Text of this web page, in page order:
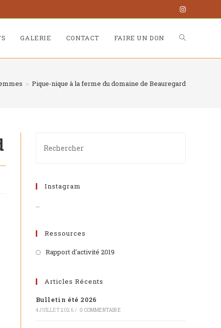
GALERIE CONTACT FAIRE UN DON
> Pique-nique à la ferme du domaine de Beauregard
Instagram
…
Ressources
Rapport d'activité 2019
Articles Récents
Bulletin été 2026
4 JUILLET 2026 / 0 COMMENTAIRE